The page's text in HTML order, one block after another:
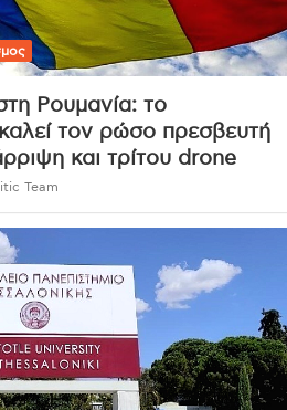
Ρουμανία: το
τον ρώσο πρεσβευτή
και τρίτου drone
Team